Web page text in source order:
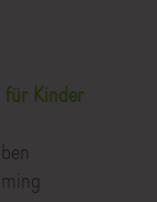
für Kinder